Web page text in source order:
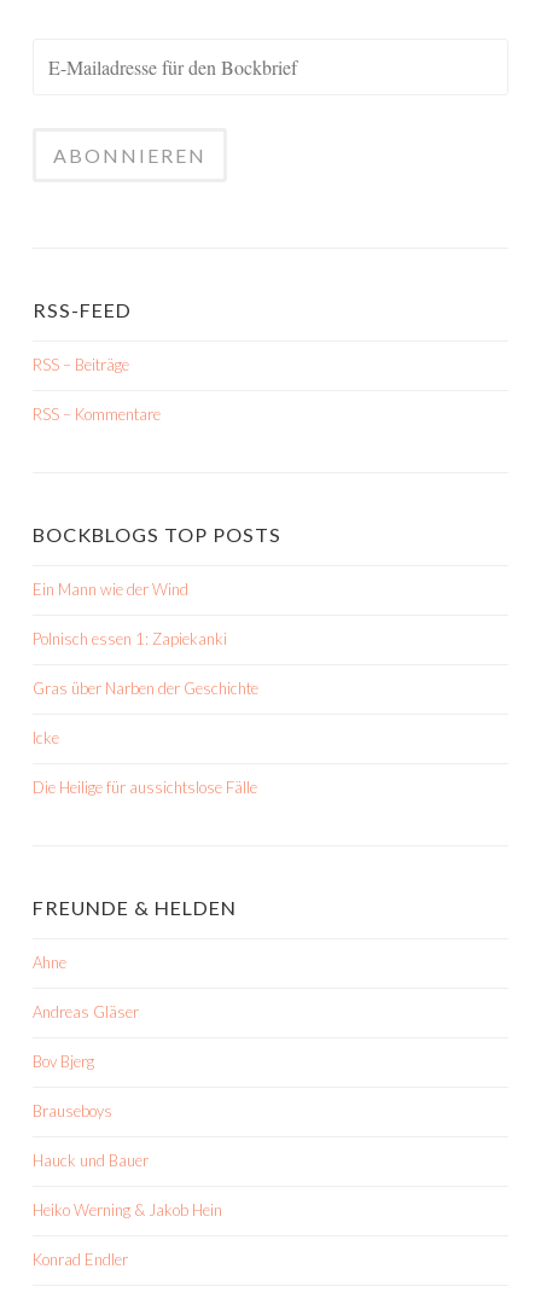
RSS-FEED
RSS – Beiträge
RSS – Kommentare
BOCKBLOGS TOP POSTS
Ein Mann wie der Wind
Polnisch essen 1: Zapiekanki
Gras über Narben der Geschichte
Icke
Die Heilige für aussichtslose Fälle
FREUNDE & HELDEN
Ahne
Andreas Gläser
Bov Bjerg
Brauseboys
Hauck und Bauer
Heiko Werning & Jakob Hein
Konrad Endler